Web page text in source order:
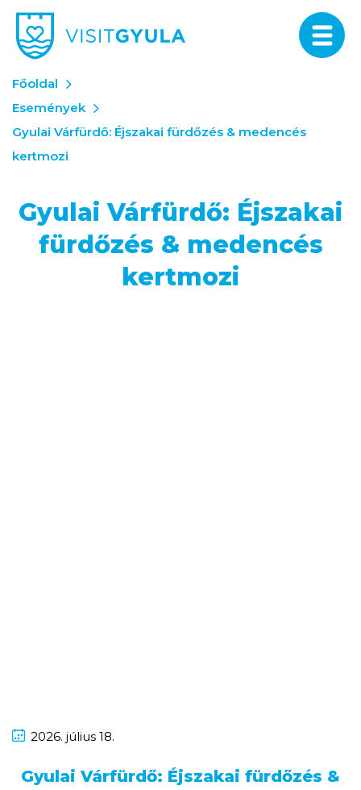
Főoldal
Események
Gyulai Várfürdő: Éjszakai fürdőzés & medencés
kertmozi
Gyulai Várfürdő: Éjszakai
fürdőzés & medencés
kertmozi
2026. július 18.
Gyulai Várfürdő: Éjszakai fürdőzés &